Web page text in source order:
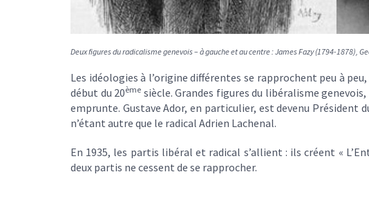
Deux figures du radicalisme genevois – à gauche et au centre : James Fazy (1794-1878),
Les idéologies à l’origine différentes se rapprochent peu à
début du 20ème siècle. Grandes figures du libéralisme genevois,
emprunte. Gustave Ador, en particulier, est devenu Président
n’étant autre que le radical Adrien Lachenal.
En 1935, les partis libéral et radical s’allient : ils créent «
deux partis ne cessent de se rapprocher.